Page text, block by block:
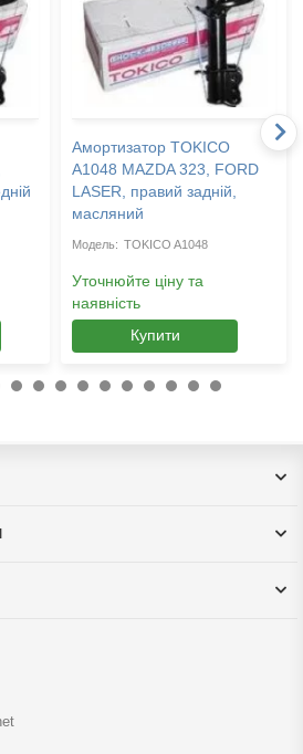
Амортизатор TOKICO
A1048 MAZDA 323, FORD
LASER, правий задній,
масляний
TOKICO A1048
Уточнюйте ціну та
наявність
Купити